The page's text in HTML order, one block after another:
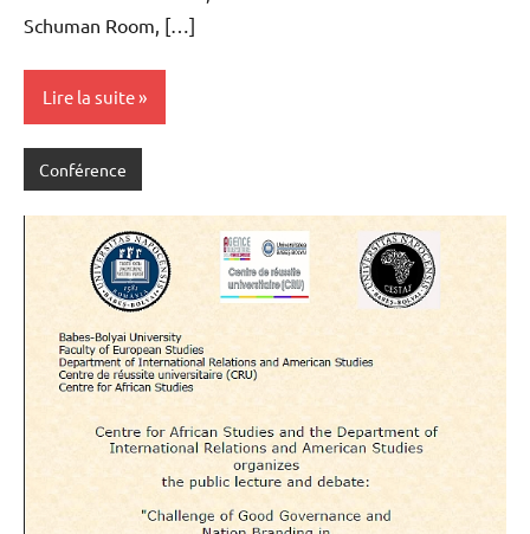
Schuman Room, […]
Lire la suite
Conférence